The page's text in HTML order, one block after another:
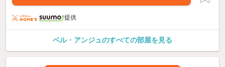
提供
ベル・アンジュのすべての部屋を見る